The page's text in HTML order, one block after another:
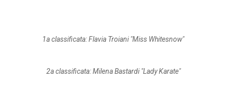
1a classificata: Flavia Troiani "Miss Whitesnow"
2a classificata: Milena Bastardi "Lady Karate"